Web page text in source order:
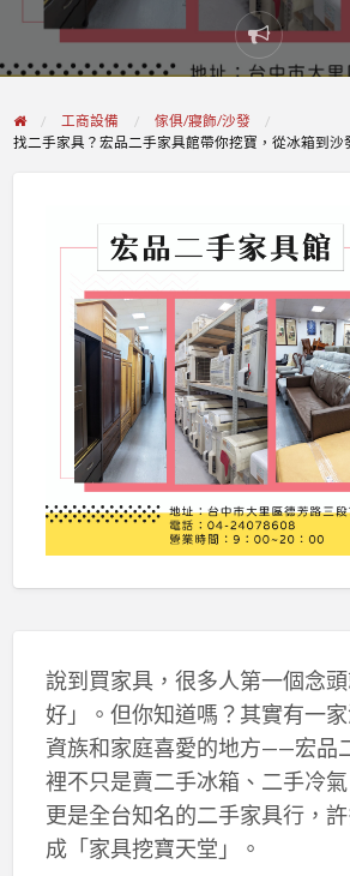
Report
problem
工商設備
傢俱/寢飾/沙發
找二手家具？宏品二手家具館帶你挖寶，從冰箱到
說到買家具，很多人第一個念
好」。但你知道嗎？其實有一
資族和家庭喜愛的地方——宏品
裡不只是賣二手冰箱、二手冷氣
更是全台知名的二手家具行，
成「家具挖寶天堂」。